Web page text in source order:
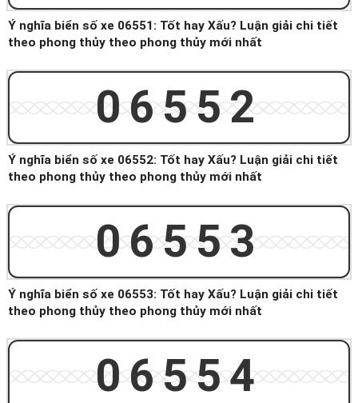
Ý nghĩa biển số xe 06551: Tốt hay Xấu? Luận giải chi tiết
theo phong thủy theo phong thủy mới nhất
06552
Ý nghĩa biển số xe 06552: Tốt hay Xấu? Luận giải chi tiết
theo phong thủy theo phong thủy mới nhất
06553
Ý nghĩa biển số xe 06553: Tốt hay Xấu? Luận giải chi tiết
theo phong thủy theo phong thủy mới nhất
06554